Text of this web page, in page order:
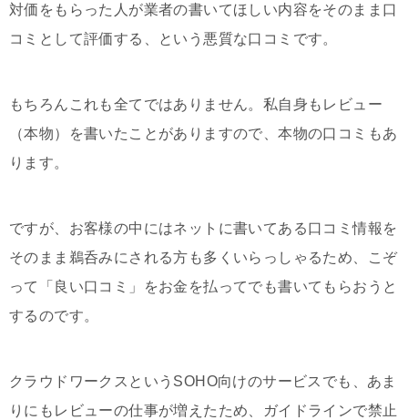
対価をもらった人が業者の書いてほしい内容をそのまま口
コミとして評価する、という悪質な口コミです。
もちろんこれも全てではありません。私自身もレビュー
（本物）を書いたことがありますので、本物の口コミもあ
ります。
ですが、お客様の中にはネットに書いてある口コミ情報を
そのまま鵜呑みにされる方も多くいらっしゃるため、こぞ
って「良い口コミ」をお金を払ってでも書いてもらおうと
するのです。
クラウドワークスというSOHO向けのサービスでも、あま
りにもレビューの仕事が増えたため、ガイドラインで禁止